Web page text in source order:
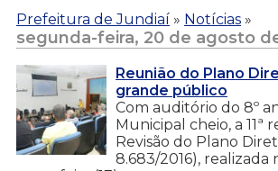
Prefeitura de Jundiaí » Notícias »
segunda-feira, 20 de agosto
Reunião do Plano
grande público
Com auditório do 8º
Municipal cheio, a 11ª
Revisão do Plano
8.683/2016), realizada